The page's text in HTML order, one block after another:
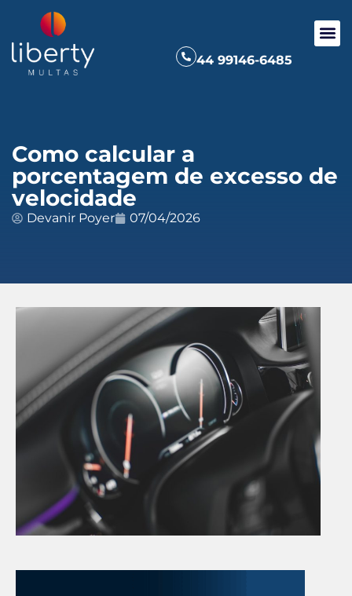
44 99146-6485
Como calcular a
porcentagem de excesso de
velocidade
Devanir Poyer 07/04/2026